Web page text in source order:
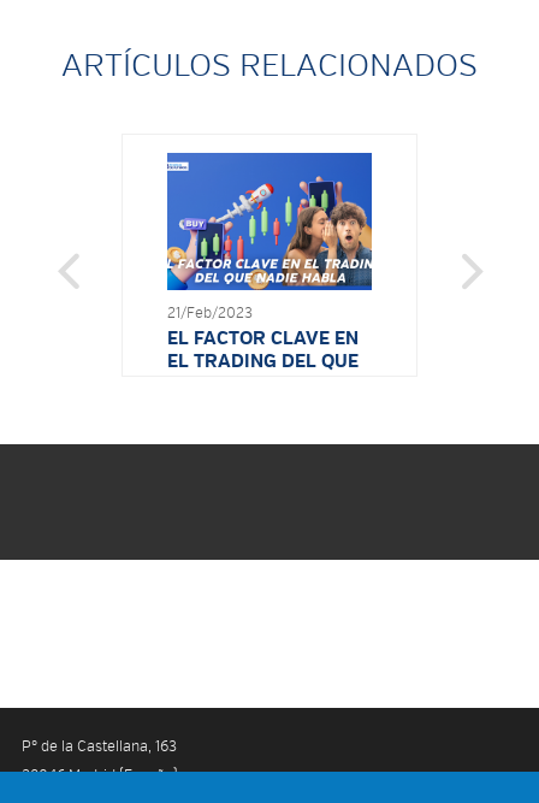
ARTÍCULOS RELACIONADOS
21/Feb/2023
EL FACTOR CLAVE EN
EL TRADING DEL QUE
Pº de la Castellana, 163
28046 Madrid (España)